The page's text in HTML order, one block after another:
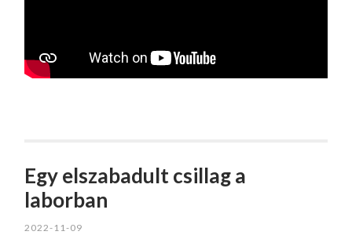
Egy elszabadult csillag a
laborban
2022-11-09